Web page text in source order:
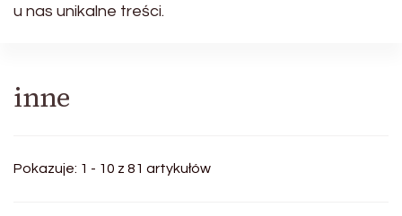
u nas unikalne treści.
inne
Pokazuje: 1 - 10 z 81 artykułów